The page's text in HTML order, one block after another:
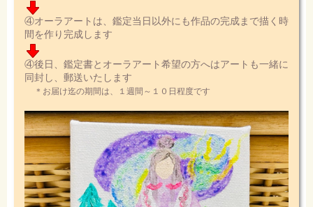
④オーラアートは、鑑定当日以外にも作品の完成まで描く時
間を作り完成します
④後日、鑑定書とオーラアート希望の方へはアートも一緒に
同封し、郵送いたします
＊お届け迄の期間は、１週間～１０日程度です